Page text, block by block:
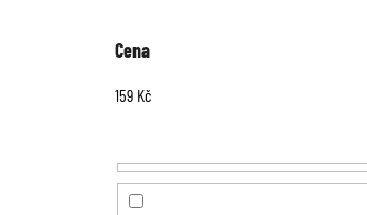
Cena
159 Kč